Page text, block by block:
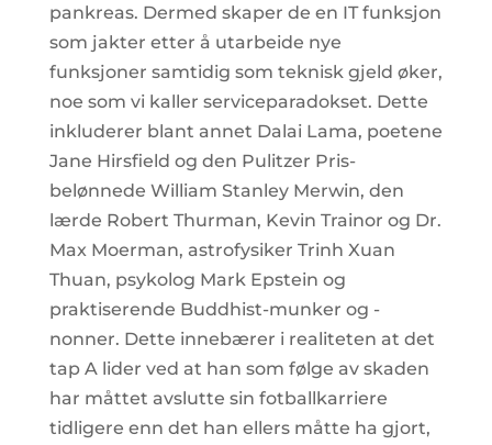
pankreas. Dermed skaper de en IT funksjon
som jakter etter å utarbeide nye
funksjoner samtidig som teknisk gjeld øker,
noe som vi kaller serviceparadokset. Dette
inkluderer blant annet Dalai Lama, poetene
Jane Hirsfield og den Pulitzer Pris-
belønnede William Stanley Merwin, den
lærde Robert Thurman, Kevin Trainor og Dr.
Max Moerman, astrofysiker Trinh Xuan
Thuan, psykolog Mark Epstein og
praktiserende Buddhist-munker og -
nonner. Dette innebærer i realiteten at det
tap A lider ved at han som følge av skaden
har måttet avslutte sin fotballkarriere
tidligere enn det han ellers måtte ha gjort,